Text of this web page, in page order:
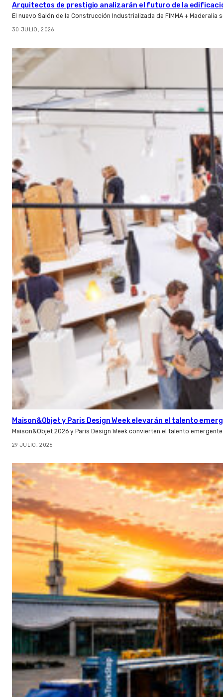
Arquitectos de prestigio analizarán el futuro de la
El nuevo Salón de la Construcción Industrializada de FIMMA +
30 JULIO, 2026
Maison&Objet y Paris Design Week elevarán el talento
Maison&Objet 2026 y Paris Design Week convierten el talento
29 JULIO, 2026